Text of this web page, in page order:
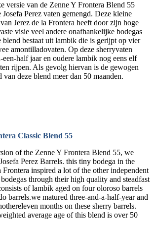
versie van de Zenne Y Frontera Blend 55
Perez vaten gemengd. Deze kleine
Jerez de la Frontera heeft door zijn hoge
visie veel andere onafhankelijke bodegas
blend bestaat uit lambik die is gerijpt op vier
amontilladovaten. Op deze sherryvaten
een-half jaar en oudere lambik nog eens elf
rijpen. Als gevolg hiervan is de gewogen
van deze blend meer dan 50 maanden.
Classic Blend 55
of the Zenne Y Frontera Blend 55, we
Perez Barrels. this tiny bodega in the
Frontera inspired a lot of the other independent
through their high quality and steadfast
of lambik aged on four oloroso barrels
barrels.we matured three-and-a-half-year and
months on these sherry barrels.
average age of this blend is over 50